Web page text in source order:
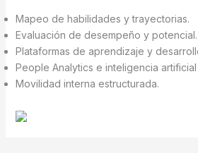
Mapeo de habilidades y trayectorias.
Evaluación de desempeño y potencial.
Plataformas de aprendizaje y
People Analytics e inteligencia artificial
Movilidad interna estructurada.